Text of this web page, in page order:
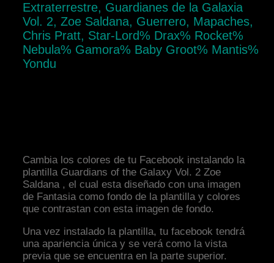
Extraterrestre, Guardianes de la Galaxia
Vol. 2, Zoe Saldana, Guerrero, Mapaches,
Chris Pratt, Star-Lord% Drax% Rocket%
Nebula% Gamora% Baby Groot% Mantis%
Yondu
Cambia los colores de tu Facebook instalando la
plantilla Guardians of the Galaxy Vol. 2 Zoe
Saldana , el cual esta diseñado con una imagen
de Fantasia como fondo de la plantilla y colores
que contrastan con esta imagen de fondo.
Una vez instalado la plantilla, tu facebook tendrá
una apariencia única y se verá como la vista
previa que se encuentra en la parte superior.